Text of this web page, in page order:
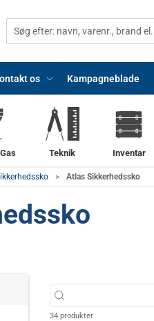
os Kampagneblade
Teknik Inventar
Atlas Sikkerhedssko
34 produkter